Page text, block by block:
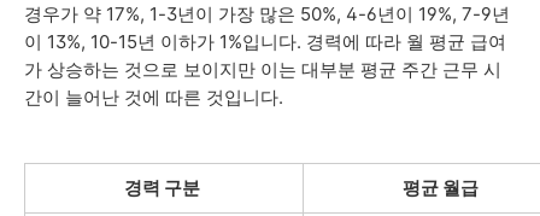
경우가 약 17%, 1-3년이 가장 많은 50%, 4-6년이 19%, 7-9년
이 13%, 10-15년 이하가 1%입니다. 경력에 따라 월 평균 급여
가 상승하는 것으로 보이지만 이는 대부분 평균 주간 근무 시
간이 늘어난 것에 따른 것입니다.
경력 구분 평균 월급